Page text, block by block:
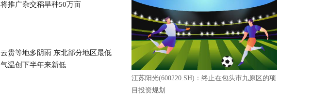
将推广杂交稻旱种50万亩
云贵等地多阴雨 东北部分地区最低
气温创下半年来新低
江苏阳光(600220.SH)：终止在包头市九原区的项
目投资规划